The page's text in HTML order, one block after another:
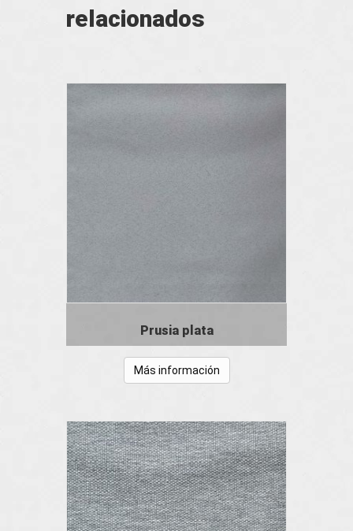
relacionados
Prusia plata
Más información